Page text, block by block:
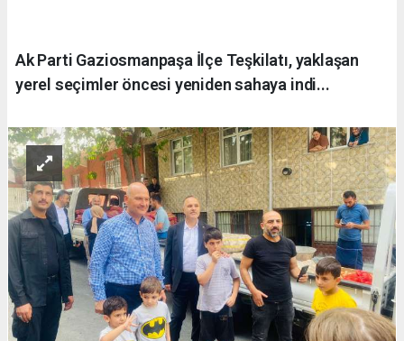
Ak Parti Gaziosmanpaşa İlçe Teşkilatı, yaklaşan
yerel seçimler öncesi yeniden sahaya indi...